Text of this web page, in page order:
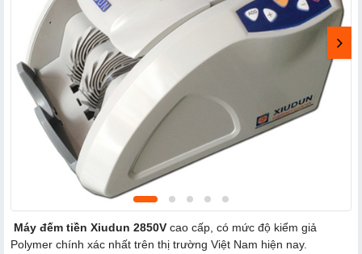
Máy đếm tiền Xiudun 2850V cao cấp, có mức độ kiểm giả
Polymer chính xác nhất trên thị trường Việt Nam hiện nay.